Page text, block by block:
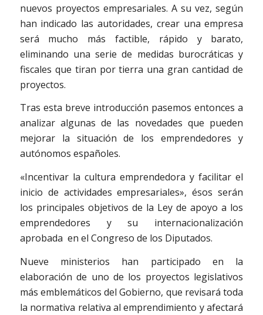
nuevos proyectos empresariales. A su vez, según
han indicado las autoridades, crear una empresa
será mucho más factible, rápido y barato,
eliminando una serie de medidas burocráticas y
fiscales que tiran por tierra una gran cantidad de
proyectos.
Tras esta breve introducción pasemos entonces a
analizar algunas de las novedades que pueden
mejorar la situación de los emprendedores y
autónomos españoles.
«Incentivar la cultura emprendedora y facilitar el
inicio de actividades empresariales», ésos serán
los principales objetivos de la Ley de apoyo a los
emprendedores y su internacionalización
aprobada en el Congreso de los Diputados.
Nueve ministerios han participado en la
elaboración de uno de los proyectos legislativos
más emblemáticos del Gobierno, que revisará toda
la normativa relativa al emprendimiento y afectará